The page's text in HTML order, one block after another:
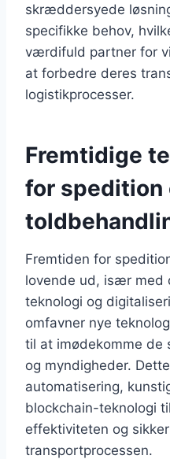
skræddersyede
specifikke behov,
værdifuld partner for
at forbedre deres
logistikprocesser.
Fremtidige
for spedition
Fremtiden for
lovende ud, især med
teknologi og
omfavner nye
til at imødekomme de
og myndigheder.
automatisering,
blockchain-teknologi
effektiviteten og
transportprocessen.